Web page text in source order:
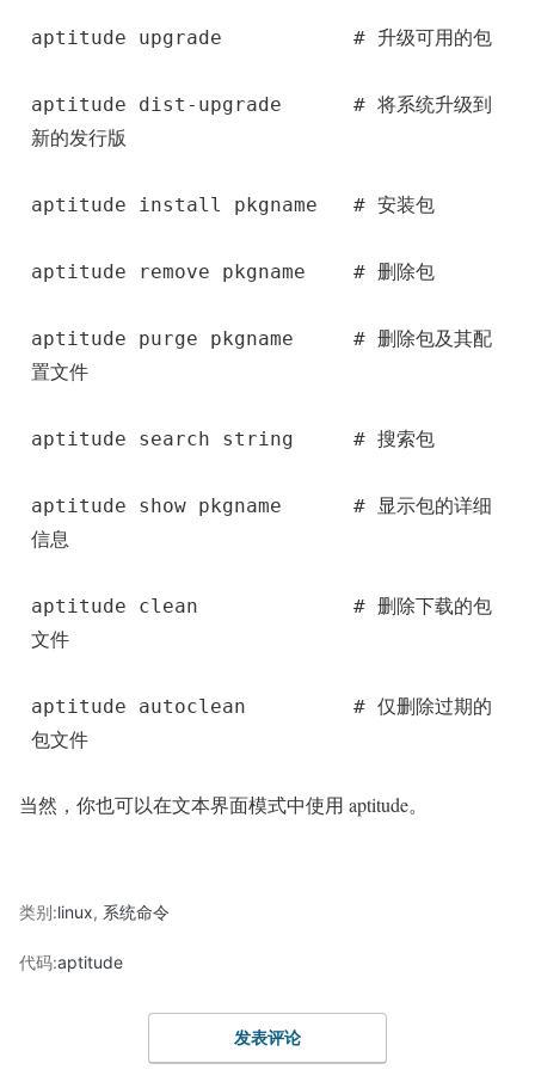
aptitude upgrade # 升级可用的包
aptitude dist-upgrade # 将系统升级到
新的发行版
aptitude install pkgname # 安装包
aptitude remove pkgname # 删除包
aptitude purge pkgname # 删除包及其配
置文件
aptitude search string # 搜索包
aptitude show pkgname # 显示包的详细
信息
aptitude clean # 删除下载的包
文件
aptitude autoclean # 仅删除过期的
包文件
当然，你也可以在文本界面模式中使用 aptitude。
类别:linux, 系统命令
代码:aptitude
发表评论